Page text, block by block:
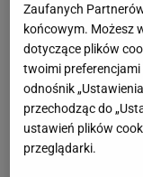
spotkaniach
remisów i cztery
derby Mediolanu
Obrońca
przewagę do
tylko jeden punkt
Zaufanych
końcowym. Możesz
dotyczące plików
twoimi
odnośnik
przechodząc do
ustawień plików
przeglądarki.